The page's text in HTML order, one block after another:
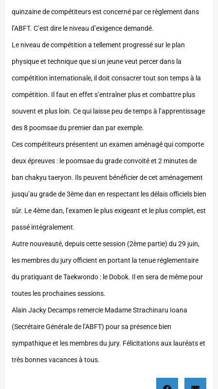
quinzaine de compétiteurs est concerné par ce règlement dans
l’ABFT. C’est dire le niveau d’exigence demandé.
Le niveau de compétition a tellement progressé sur le plan
physique et technique que si un jeune veut percer dans la
compétition internationale, il doit consacrer tout son temps à la
compétition. Il faut en effet s’entraîner plus et combattre plus
souvent et plus loin. Ce qui laisse peu de temps à l’apprentissage
des 8 poomsae du premier dan par exemple.
Ces compétiteurs présentent un examen aménagé qui comporte
deux épreuves : le poomsae du grade convoité et 2 minutes de
ban chakyu taeryon. Ils peuvent bénéficier de cet aménagement
jusqu’au grade de 3ème dan en respectant les délais officiels bien
sûr. Le 4ème dan, l’examen le plus exigeant et le plus complet, est
passé intégralement.
Autre nouveauté, depuis cette session (2ème partie) du 29 juin,
les membres du jury officient en portant la tenue réglementaire
du pratiquant de Taekwondo : le Dobok. Il en sera de même pour
toutes les prochaines sessions.
Alain Jacky Decamps remercie Madame Strachinaru Ioana
(Secrétaire Générale de l’ABFT) pour sa présence bien
sympathique et les membres du jury. Félicitations aux lauréats et
très bonnes vacances à tous.